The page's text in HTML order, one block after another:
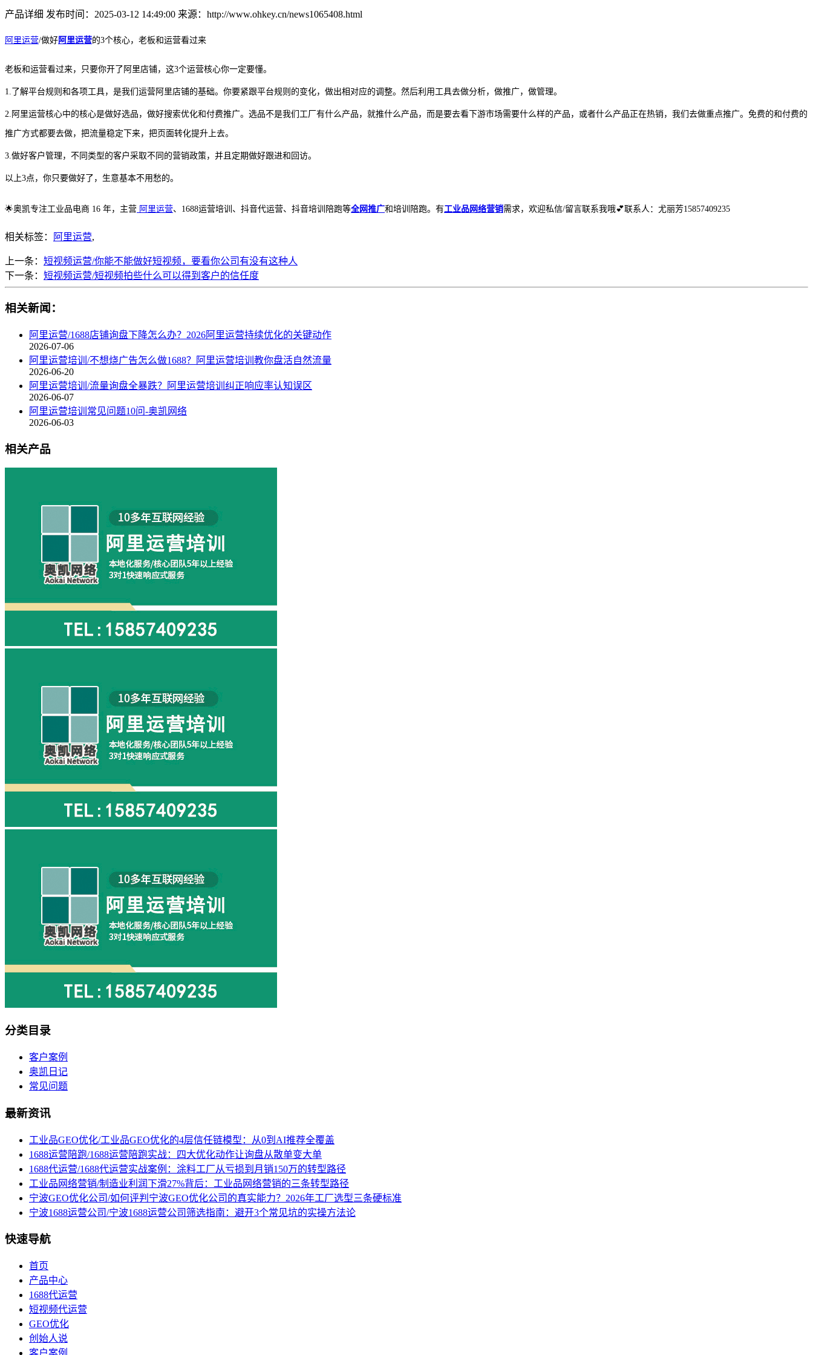
产品详细 发布时间：2025-03-12 14:49:00 来源：http://www.ohkey.cn/news1065408.html
阿里运营/做好阿里运营的3个核心，老板和运营看过来
老板和运营看过来，只要你开了阿里店铺，这3个运营核心你一定要懂。
1.了解平台规则和各项工具，是我们运营阿里店铺的基础。你要紧跟平台规则的变化，做出相对应的调整。然后利用工具去做分析，做推广，做管理。
2.阿里运营核心中的核心是做好选品，做好搜索优化和付费推广。选品不是我们工厂有什么产品，就推什么产品，而是要去看下游市场需要什么样的产品，或者什么产品正在热销，我们去做重点推广。免费的和付费的
推广方式都要去做，把流量稳定下来，把页面转化提升上去。
3.做好客户管理，不同类型的客户采取不同的营销政策，并且定期做好跟进和回访。
以上3点，你只要做好了，生意基本不用愁的。
🌟奥凯专注工业品电商 16 年，主营 阿里运营、1688运营培训、抖音代运营、抖音培训陪跑等全网推广和培训陪跑。有工业品网络营销需求，欢迎私信/留言联系我哦💕联系人：尤丽芳15857409235
相关标签： 阿里运营,
上一条： 短视频运营/你能不能做好短视频，要看你公司有没有这种人
下一条： 短视频运营/短视频拍些什么可以得到客户的信任度
相关新闻：
阿里运营/1688店铺询盘下降怎么办？2026阿里运营持续优化的关键动作
2026-07-06
阿里运营培训/不想烧广告怎么做1688？阿里运营培训教你盘活自然流量
2026-06-20
阿里运营培训/流量询盘全暴跌？阿里运营培训纠正响应率认知误区
2026-06-07
阿里运营培训常见问题10问-奥凯网络
2026-06-03
相关产品
分类目录
客户案例
奥凯日记
常见问题
最新资讯
工业品GEO优化/工业品GEO优化的4层信任链模型：从0到AI推荐全覆盖
1688运营陪跑/1688运营陪跑实战：四大优化动作让询盘从散单变大单
1688代运营/1688代运营实战案例：涂料工厂从亏损到月销150万的转型路径
工业品网络营销/制造业利润下滑27%背后：工业品网络营销的三条转型路径
宁波GEO优化公司/如何评判宁波GEO优化公司的真实能力？2026年工厂选型三条硬标准
宁波1688运营公司/宁波1688运营公司筛选指南：避开3个常见坑的实操方法论
快速导航
首页
产品中心
1688代运营
短视频代运营
GEO优化
创始人说
客户案例